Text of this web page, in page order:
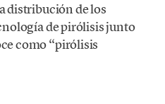
distribución de los
de pirólisis junto
como “pirólisis